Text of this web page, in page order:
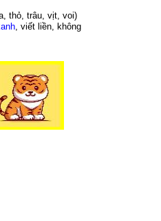
thỏ, trâu, vịt, voi)
, viết liền, không